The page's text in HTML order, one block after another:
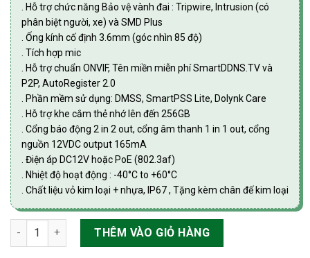
. Hỗ trợ chức năng Bảo vệ vành đai : Tripwire, Intrusion (có
phân biệt người, xe) và SMD Plus
. Ống kính cố định 3.6mm (góc nhìn 85 độ)
. Tích hợp mic
. Hỗ trợ chuẩn ONVIF, Tên miền miễn phí SmartDDNS.TV và
P2P, AutoRegister 2.0
. Phần mềm sử dụng: DMSS, SmartPSS Lite, Dolynk Care
. Hỗ trợ khe cắm thẻ nhớ lên đến 256GB
. Cổng báo động 2 in 2 out, cổng âm thanh 1 in 1 out, cổng
nguồn 12VDC output 165mA
. Điện áp DC12V hoặc PoE (802.3af)
. Nhiệt độ hoạt động : -40°C to +60°C
. Chất liệu vỏ kim loại + nhựa, IP67 , Tặng kèm chân đế kim loại
Camera IP thân Full Color 2.0 MP Dahua DH-IPC-HFW2249M-
THÊM VÀO GIỎ HÀNG